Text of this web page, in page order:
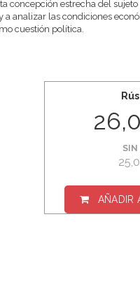
concepción estrecha del
analizar las condiciones
cuestión política.
SIN
AÑADIR